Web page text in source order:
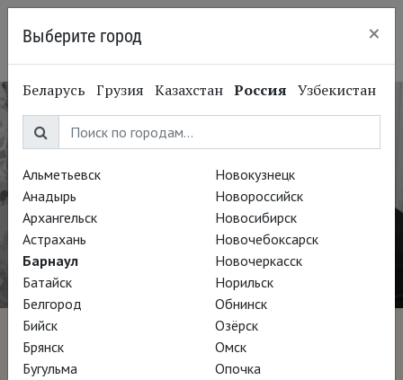
Глазами Джейми Уайета
Выберите город ×
Беларусь Грузия Казахстан Россия Узбекистан
Альметьевск
Анадырь
Архангельск
Астрахань
Барнаул
Батайск
Белгород
Бийск
Брянск
Бугульма
Новокузнецк
Новороссийск
Новосибирск
Новочебоксарск
Новочеркасск
Норильск
Обнинск
Озёрск
Омск
Опочка